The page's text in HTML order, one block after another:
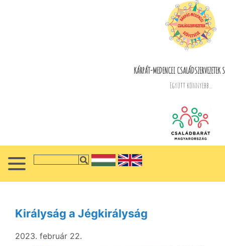
KÁRPÁT-MEDENCEI CSALÁDSZERVEZETEK
Együtt könnyebb...
Királyság a Jégkirályság
2023. február 22.